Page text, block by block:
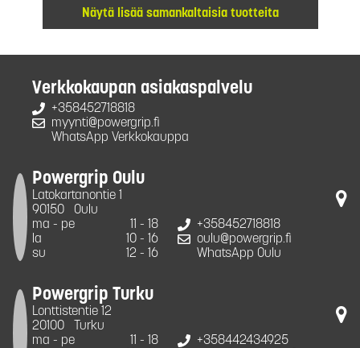
Näytä lisää samankaltaisia tuotteita
Verkkokaupan asiakaspalvelu
+358452718818
myynti@powergrip.fi
WhatsApp Verkkokauppa
Powergrip Oulu
Latokartanontie 1
90150
Oulu
ma - pe
11 - 18
la
10 - 16
su
12 - 16
+358452718818
oulu@powergrip.fi
WhatsApp Oulu
Powergrip Turku
Lonttistentie 12
20100
Turku
ma - pe
11 - 18
+358442434925